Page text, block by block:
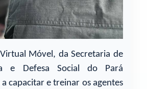
Móvel, da Secretaria de
e Defesa Social do Pará
capacitar e treinar os agentes